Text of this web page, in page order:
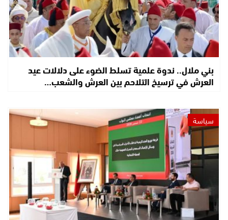
بني ملال.. ندوة علمية تسلط الضوء على دلالات عيد
العرش في ترسيخ التلاحم بين العرش والشعب…
سياسة